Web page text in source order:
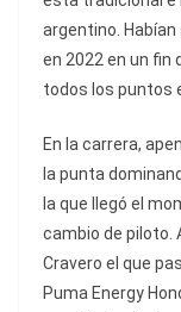
argentino.
en 2022 en un fin
todos los puntos
En la carrera,
la punta
la que llegó el
cambio de piloto.
Cravero el que
Puma Energy